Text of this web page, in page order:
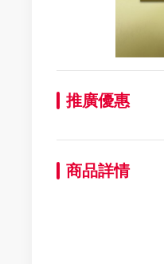
推廣優惠
商品詳情